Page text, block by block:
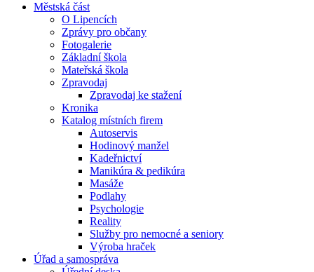
Městská část
O Lipencích
Zprávy pro občany
Fotogalerie
Základní škola
Mateřská škola
Zpravodaj
Zpravodaj ke stažení
Kronika
Katalog místních firem
Autoservis
Hodinový manžel
Kadeřnictví
Manikúra & pedikúra
Masáže
Podlahy
Psychologie
Reality
Služby pro nemocné a seniory
Výroba hraček
Úřad a samospráva